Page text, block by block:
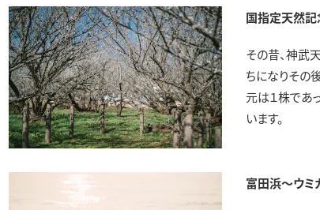
国指定天然
その昔、神武
ちになりその
元は１株であ
います。
富田浜～ウミ